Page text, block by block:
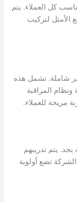
كل العملاء. يتم
الأمثل لتركيب
شاملة. تشمل هذه
ونظام المراقبة
مريحة للعملاء.
يتم تدريبهم
تضع أولوية